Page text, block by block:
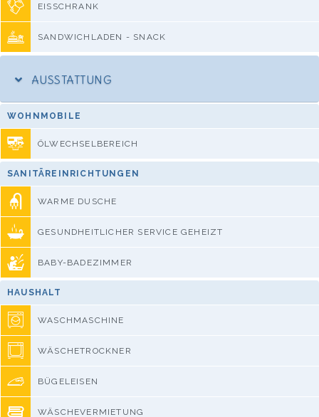
EISSCHRANK
SANDWICHLADEN - SNACK
AUSSTATTUNG
WOHNMOBILE
ÖLWECHSELBEREICH
SANITÄREINRICHTUNGEN
WARME DUSCHE
GESUNDHEITLICHER SERVICE GEHEIZT
BABY-BADEZIMMER
HAUSHALT
WASCHMASCHINE
WÄSCHETROCKNER
BÜGELEISEN
WÄSCHEVERMIETUNG